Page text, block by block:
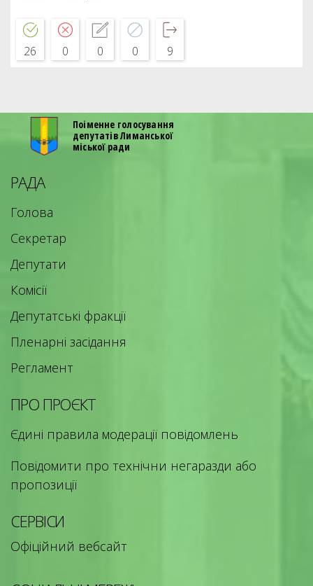
26 0 0 0 9
Поіменне голосування
депутатів Лиманської
міської ради
РАДА
Голова
Секретар
Депутати
Комісії
Депутатські фракції
Пленарні засідання
Регламент
ПРО ПРОЄКТ
Єдині правила модерації повідомлень
Повідомити про технічни негаразди або
пропозиції
СЕРВІСИ
Офіційний вебсайт